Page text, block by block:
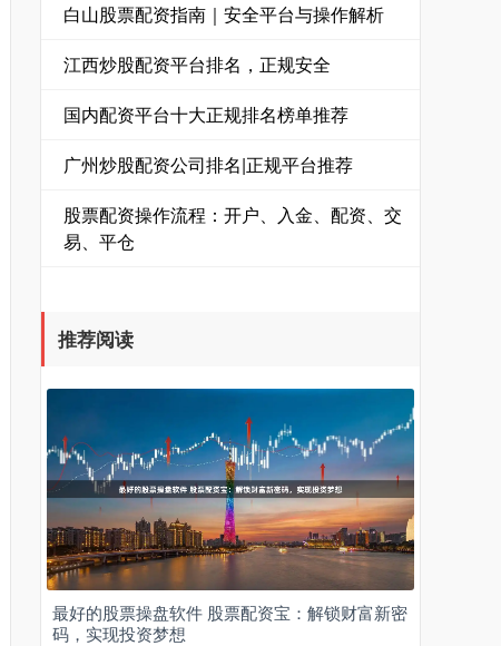
白山股票配资指南｜安全平台与操作解析
江西炒股配资平台排名，正规安全
国内配资平台十大正规排名榜单推荐
广州炒股配资公司排名|正规平台推荐
股票配资操作流程：开户、入金、配资、交
易、平仓
推荐阅读
最好的股票操盘软件 股票配资宝：解锁财富新密
码，实现投资梦想